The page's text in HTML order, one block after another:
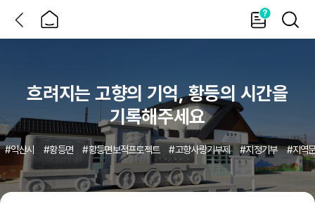
홈
가
이
검
색
흐려지는 고향의 기억, 황등의 시간을
기록해주세요
#익산시 #황등면 #황등면보적프로젝트 #고향사랑기부제 #지정기부 #지역